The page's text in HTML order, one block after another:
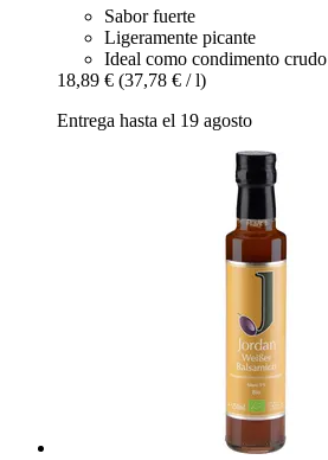
Sabor fuerte
Ligeramente picante
Ideal como condimento crudo
18,89 € (37,78 € / l)
Entrega hasta el 19 agosto